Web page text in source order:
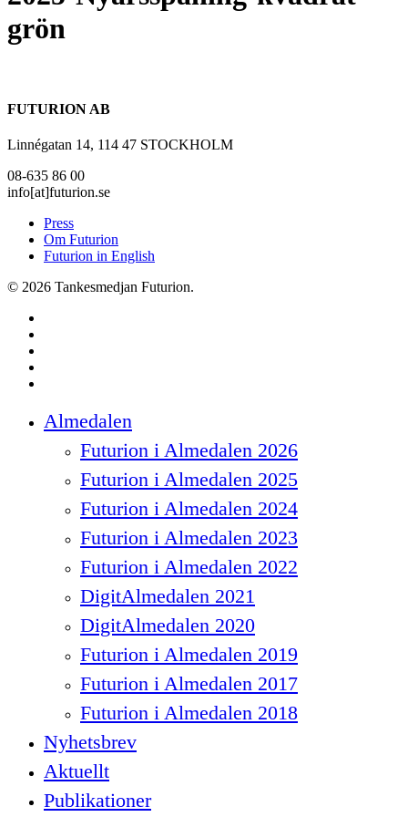
grön
FUTURION AB
Linnégatan 14, 114 47 STOCKHOLM
08-635 86 00
info[at]futurion.se
Press
Om Futurion
Futurion in English
© 2026 Tankesmedjan Futurion.
Menu
Almedalen
Futurion i Almedalen 2026
Futurion i Almedalen 2025
Futurion i Almedalen 2024
Futurion i Almedalen 2023
Futurion i Almedalen 2022
DigitAlmedalen 2021
DigitAlmedalen 2020
Futurion i Almedalen 2019
Futurion i Almedalen 2017
Futurion i Almedalen 2018
Nyhetsbrev
Aktuellt
Publikationer